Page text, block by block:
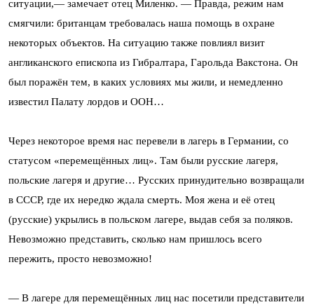
ситуации,— замечает отец Миленко. — Правда, режим нам
смягчили: британцам требовалась наша помощь в охране
некоторых объектов. На ситуацию также повлиял визит
англиканского епископа из Гибралтара, Гарольда Вакстона. Он
был поражён тем, в каких условиях мы жили, и немедленно
известил Палату лордов и ООН…
Через некоторое время нас перевели в лагерь в Германии, со
статусом «перемещённых лиц». Там были русские лагеря,
польские лагеря и другие… Русских принудительно возвращали
в СССР, где их нередко ждала смерть. Моя жена и её отец
(русские) укрылись в польском лагере, выдав себя за поляков.
Невозможно представить, сколько нам пришлось всего
пережить, просто невозможно!
— В лагере для перемещённых лиц нас посетили представители